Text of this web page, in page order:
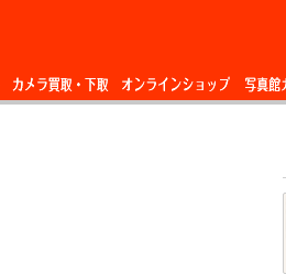
カメラ買取・下
オンラインショップ 写真館